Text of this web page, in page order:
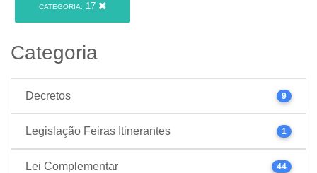
CATEGORIA: 17
Categoria
Decretos 9
Legislação Feiras Itinerantes 1
Lei Complementar 44